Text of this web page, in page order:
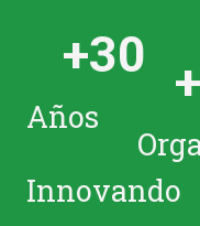
Años
Innovando
+30 +